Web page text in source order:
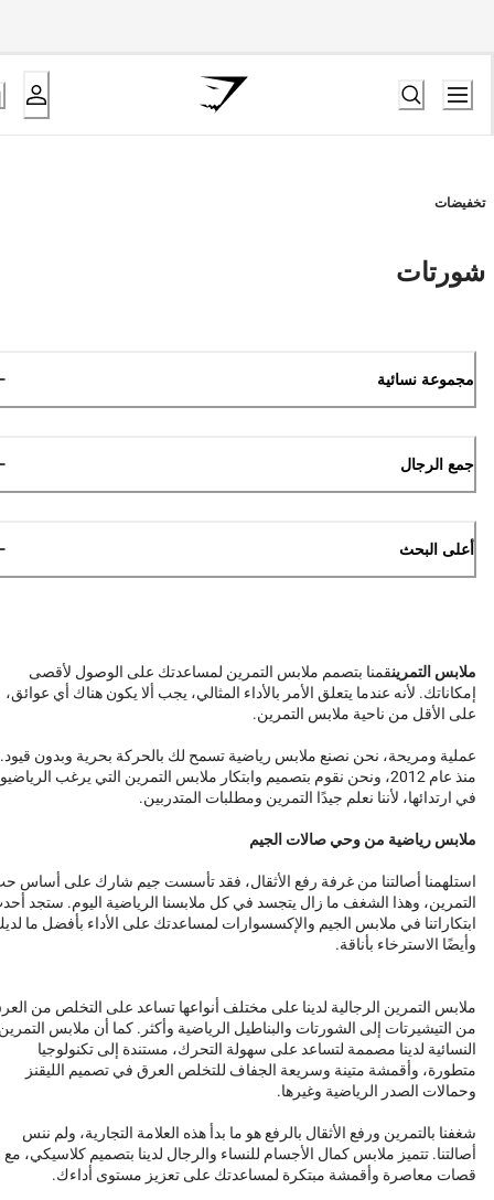
تخفيضات
شورتات
مجموعة نسائية
جمع الرجال
أعلى البحث
ملابس التمرينقمنا بتصمم ملابس التمرين لمساعدتك على الوصول لأقصى
إمكاناتك. لأنه عندما يتعلق الأمر بالأداء المثالي، يجب ألا يكون هناك أي عوائق،
على الأقل من ناحية ملابس التمرين.
عملية ومريحة، نحن نصنع ملابس رياضية تسمح لك بالحركة بحرية وبدون قيود.
منذ عام 2012، ونحن نقوم بتصميم وابتكار ملابس التمرين التي يرغب
في ارتدائها، لأننا نعلم جيدًا التمرين ومطلبات المتدربين.
ملابس رياضية من وحي صالات الجيم
استلهمنا أصالتنا من غرفة رفع الأثقال، فقد تأسست جيم شارك على أساس
التمرين، وهذا الشغف ما زال يتجسد في كل ملابسنا الرياضية اليوم. ستجد
ابتكاراتنا في ملابس الجيم والإكسسوارات لمساعدتك على الأداء بأفضل ما
وأيضًا الاسترخاء بأناقة.
ملابس التمرين الرجالية لدينا على مختلف أنواعها تساعد على التخلص من
من التيشيرتات إلى الشورتات والبناطيل الرياضية وأكثر. كما أن ملابس
النسائية لدينا مصممة لتساعد على سهولة التحرك، مستندة إلى تكنولوجيا
متطورة، وأقمشة متينة وسريعة الجفاف للتخلص العرق في تصميم الليقنز
وحمالات الصدر الرياضية وغيرها.
شغفنا بالتمرين ورفع الأثقال بالرفع هو ما بدأ هذه العلامة التجارية، ولم ننس
أصالتنا. تتميز ملابس كمال الأجسام للنساء والرجال لدينا بتصميم كلاسيكي، مع
قصات معاصرة وأقمشة مبتكرة لمساعدتك على تعزيز مستوى أداءك.